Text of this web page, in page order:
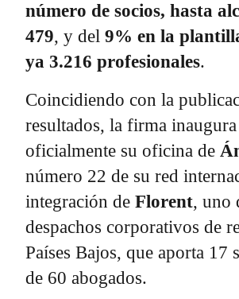
número de socios, hasta
479, y del 9% en la
ya 3.216 profesionales.
Coincidiendo con la
resultados, la firma
oficialmente su oficina de
número 22 de su red
integración de Florent, uno
despachos corporativos de
Países Bajos, que aporta 17
de 60 abogados.